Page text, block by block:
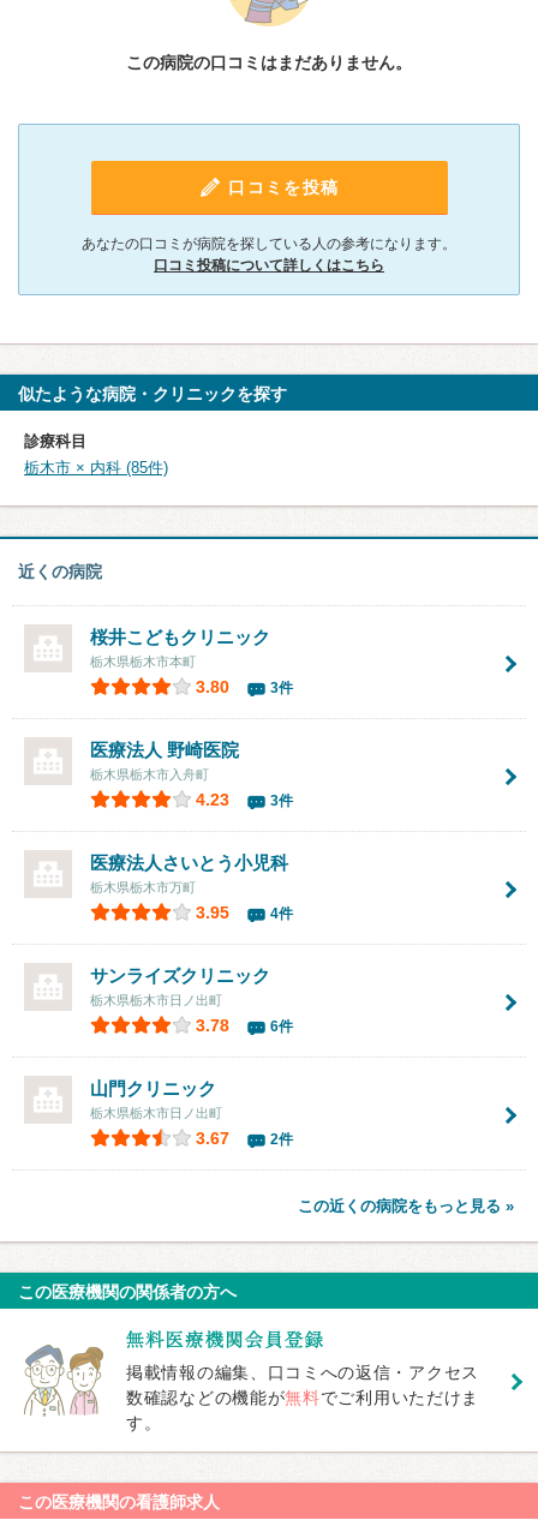
この病院の口コミはまだありません。
口コミを投稿
あなたの口コミが病院を探している人の参考になります。
口コミ投稿について詳しくはこちら
似たような病院・クリニックを探す
診療科目
栃木市 × 内科 (85件)
近くの病院
桜井こどもクリニック
栃木県栃木市本町
3.80 3件
医療法人 野崎医院
栃木県栃木市入舟町
4.23 3件
医療法人 さいとう小児科
栃木県栃木市万町
3.95 4件
サンライズクリニック
栃木県栃木市日ノ出町
3.78 6件
山門クリニック
栃木県栃木市日ノ出町
3.67 2件
この近くの病院をもっと見る »
この医療機関の関係者の方へ
掲載情報の編集、口コミへの返信・アクセス
数確認などの機能が無料でご利用いただけま
す。
この医療機関の看護師求人